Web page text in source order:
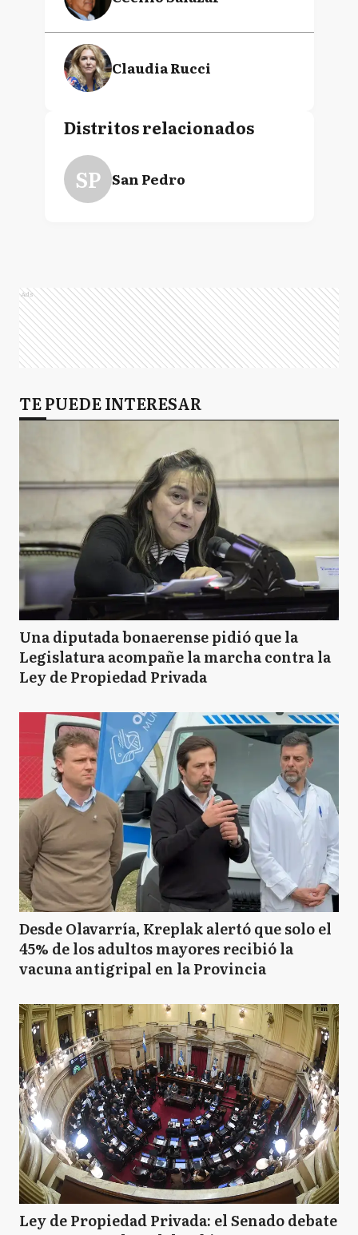
Claudia Rucci
Distritos relacionados
SP San Pedro
Ads
TE PUEDE INTERESAR
Una diputada bonaerense pidió que la
Legislatura acompañe la marcha contra la
Ley de Propiedad Privada
Desde Olavarría, Kreplak alertó que solo el
45% de los adultos mayores recibió la
vacuna antigripal en la Provincia
Ley de Propiedad Privada: el Senado debate